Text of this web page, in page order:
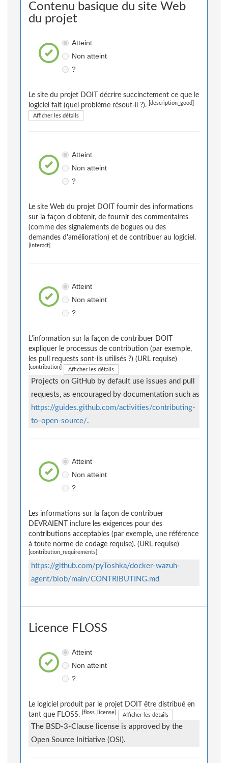
Contenu basique du site Web
du projet
Atteint
Non atteint
?
Le site du projet DOIT décrire succinctement ce que le
logiciel fait (quel problème résout-il ?).
[description_good]
Afficher les détails
Atteint
Non atteint
?
Le site Web du projet DOIT fournir des informations
sur la façon d'obtenir, de fournir des commentaires
(comme des signalements de bogues ou des
demandes d'amélioration) et de contribuer au logiciel.
[interact]
Atteint
Non atteint
?
L'information sur la façon de contribuer DOIT
expliquer le processus de contribution (par exemple,
les pull requests sont-ils utilisés ?) (URL requise)
[contribution] Afficher les détails
Projects on GitHub by default use issues and pull
requests, as encouraged by documentation such as
https://guides.github.com/activities/contributing-
to-open-source/.
Atteint
Non atteint
?
Les informations sur la façon de contribuer
DEVRAIENT inclure les exigences pour des
contributions acceptables (par exemple, une référence
à toute norme de codage requise). (URL requise)
[contribution_requirements]
https://github.com/pyToshka/docker-wazuh-
agent/blob/main/CONTRIBUTING.md
Licence FLOSS
Atteint
Non atteint
?
Le logiciel produit par le projet DOIT être distribué en
tant que FLOSS.
[floss_license] Afficher les détails
The BSD-3-Clause license is approved by the
Open Source Initiative (OSI).